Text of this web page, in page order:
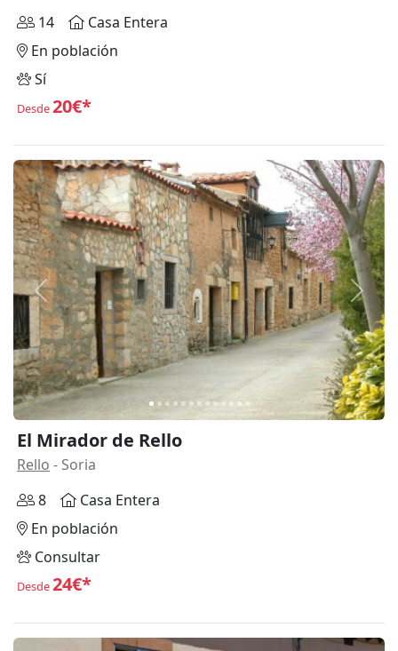
14
Casa Entera
En población
Sí
Desde20€*
Anterior
El Mirador de Rello
Rello - Soria
8
Casa Entera
En población
Consultar
Desde24€*